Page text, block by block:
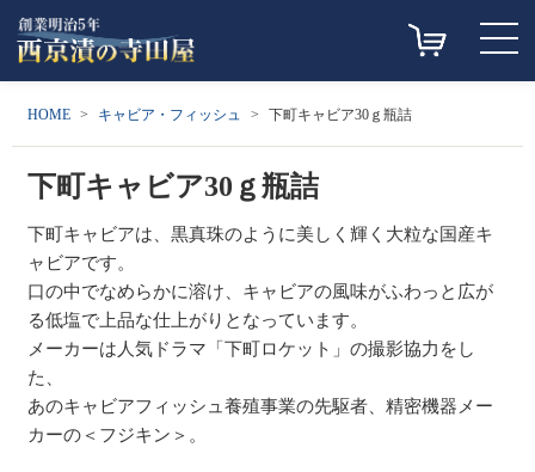
HOME キャビア・フィッシュ 下町キャビア30ｇ瓶詰
下町キャビア30ｇ瓶詰
下町キャビアは、黒真珠のように美しく輝く大粒な国産キ
ャビアです。
口の中でなめらかに溶け、キャビアの風味がふわっと広が
る低塩で上品な仕上がりとなっています。
メーカーは人気ドラマ「下町ロケット」の撮影協力をし
た、
あのキャビアフィッシュ養殖事業の先駆者、精密機器メー
カーの＜フジキン＞。